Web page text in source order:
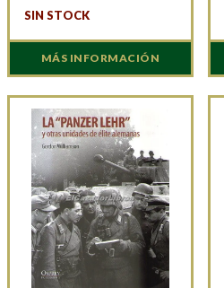
SIN STOCK
MÁS INFORMACIÓN